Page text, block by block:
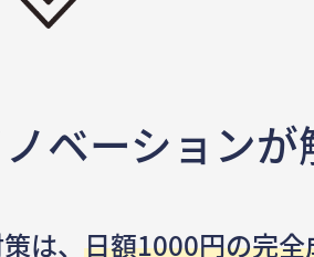
ベーションが
は、 日額1000円の完全